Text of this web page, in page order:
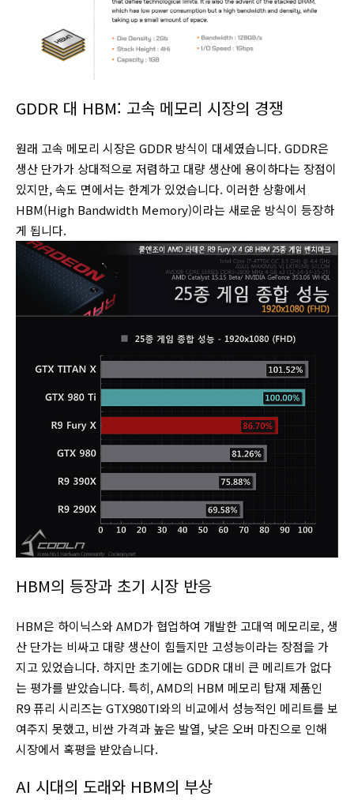
GDDR 대 HBM: 고속 메모리 시장의 경쟁
원래 고속 메모리 시장은 GDDR 방식이 대세였습니다. GDDR은
생산 단가가 상대적으로 저렴하고 대량 생산에 용이하다는 장점이
있지만, 속도 면에서는 한계가 있었습니다. 이러한 상황에서
HBM(High Bandwidth Memory)이라는 새로운 방식이 등장하
게 됩니다.
HBM의 등장과 초기 시장 반응
HBM은 하이닉스와 AMD가 협업하여 개발한 고대역 메모리로, 생
산 단가는 비싸고 대량 생산이 힘들지만 고성능이라는 장점을 가
지고 있었습니다. 하지만 초기에는 GDDR 대비 큰 메리트가 없다
는 평가를 받았습니다. 특히, AMD의 HBM 메모리 탑재 제품인
R9 퓨리 시리즈는 GTX980TI와의 비교에서 성능적인 메리트를 보
여주지 못했고, 비싼 가격과 높은 발열, 낮은 오버 마진으로 인해
시장에서 혹평을 받았습니다.
AI 시대의 도래와 HBM의 부상